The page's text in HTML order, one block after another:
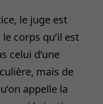
le juge est
corps qu’il est
celui d’une
mais de
appelle la